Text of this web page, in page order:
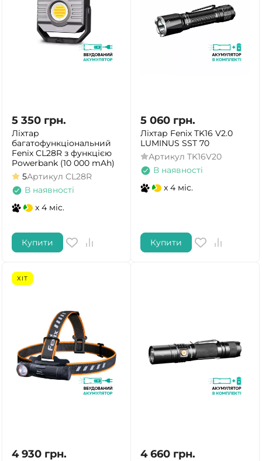
5 350 грн.
Ліхтар
багатофункціональний
Fenix CL28R з функцією
Powerbank (10 000 mAh)
5Артикул CL28R
В наявності
x 4 міс.
Купити
5 060 грн.
Ліхтар Fenix TK16 V2.0
LUMINUS SST 70
Артикул TK16V20
В наявності
x 4 міс.
Купити
ХІТ
4 930 грн. 4 660 грн.